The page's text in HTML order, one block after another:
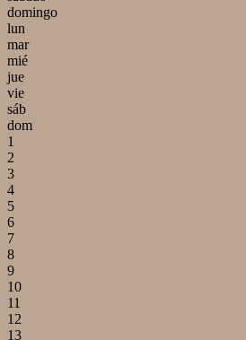
domingo
lun
mar
mié
jue
vie
sáb
dom
1
2
3
4
5
6
7
8
9
10
11
12
13